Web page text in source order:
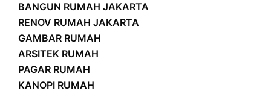
BANGUN RUMAH JAKARTA
RENOV RUMAH JAKARTA
GAMBAR RUMAH
ARSITEK RUMAH
PAGAR RUMAH
KANOPI RUMAH